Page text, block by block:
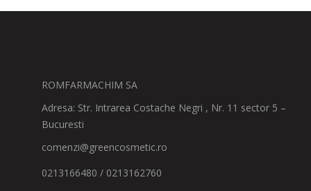
ROMFARMACHIM SA
Adresa: Str. Intrarea Costache Negri , Nr. 11 sector 5 –
Bucuresti
comenzi@greencosmetic.ro
0213166480 / 0213162760